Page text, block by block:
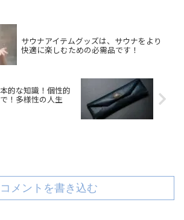
サウナアイテムグッズは、サウナをより
快適に楽しむための必需品です！
的な知識！個性的
！多様性の人生
コメントを書き込む